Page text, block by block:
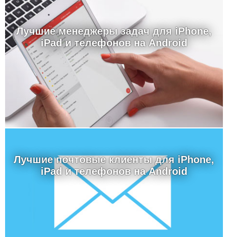
Лучшие менеджеры задач для iPhone,
iPad и телефонов на Android
Лучшие почтовые клиенты для iPhone,
iPad и телефонов на Android